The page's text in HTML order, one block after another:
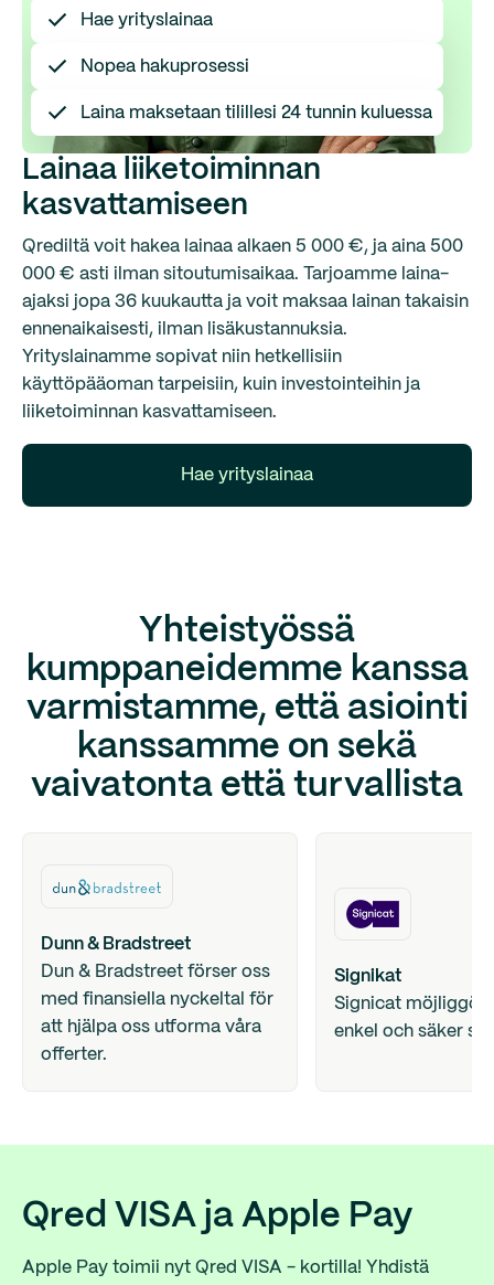
Hae yrityslainaa
Nopea hakuprosessi
Laina maksetaan tilillesi 24 tunnin kuluessa
Lainaa liiketoiminnan
kasvattamiseen
Qrediltä voit hakea lainaa alkaen 5 000 €, ja aina 500
000 € asti ilman sitoutumisaikaa. Tarjoamme laina-
ajaksi jopa 36 kuukautta ja voit maksaa lainan takaisin
ennenaikaisesti, ilman lisäkustannuksia.
Yrityslainamme sopivat niin hetkellisiin
käyttöpääoman tarpeisiin, kuin investointeihin ja
liiketoiminnan kasvattamiseen.
Hae yrityslainaa
Yhteistyössä
kumppaneidemme kanssa
varmistamme, että asiointi
kanssamme on sekä
vaivatonta että turvallista
Dunn & Bradstreet
Dun & Bradstreet förser oss
med finansiella nyckeltal för
att hjälpa oss utforma våra
offerter.
Signikat
Signicat möjliggör
enkel och säker
Qred VISA ja Apple Pay
Apple Pay toimii nyt Qred VISA - kortilla! Yhdistä